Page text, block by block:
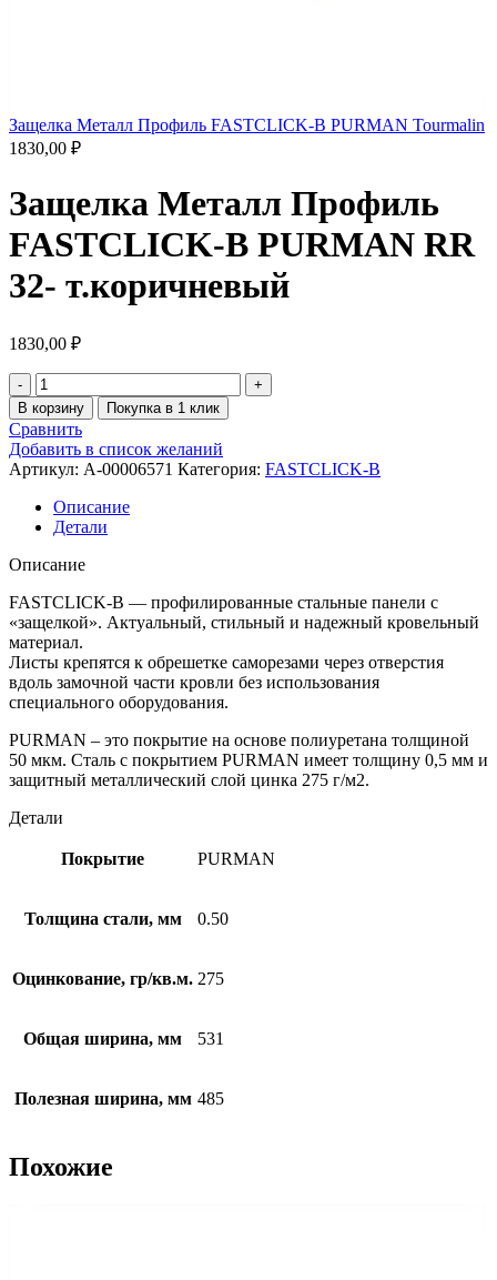
Защелка Металл Профиль FASTCLICK-В PURMAN Tourmalin
1830,00 ₽
Защелка Металл Профиль
FASTCLICK-В PURMAN RR
32- т.коричневый
1830,00 ₽
В корзину Покупка в 1 клик
Сравнить
Добавить в список желаний
Артикул: A-00006571 Категория: FASTCLICK-B
Описание
Детали
Описание
FASTCLICK-В — профилированные стальные панели с
«защелкой». Актуальный, стильный и надежный кровельный
материал.
Листы крепятся к обрешетке саморезами через отверстия
вдоль замочной части кровли без использования
специального оборудования.
PURMAN – это покрытие на основе полиуретана толщиной
50 мкм. Сталь с покрытием PURMAN имеет толщину 0,5 мм и
защитный металлический слой цинка 275 г/м2.
Детали
Покрытие PURMAN
Толщина стали, мм 0.50
Оцинкование, гр/кв.м. 275
Общая ширина, мм 531
Полезная ширина, мм 485
Похожие